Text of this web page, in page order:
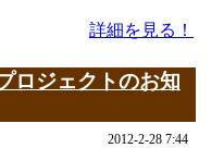
詳細を見る！
ロジェクトのお知
2012-2-28 7:44